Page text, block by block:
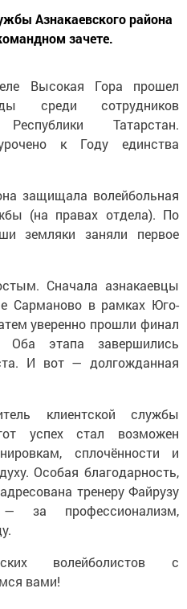
Азнакаевского района
зачете.
Высокая Гора прошел
среди сотрудников
Татарстан.
к Году единства
защищала волейбольная
(на правах отдела). По
земляки заняли первое
Сначала азнакаевцы
Сарманово в рамках Юго-
уверенно прошли финал
этапа завершились
И вот — долгожданная
клиентской службы
успех стал возможен
сплочённости и
Особая благодарность,
тренеру Файрузу
— за профессионализм,
волейболистов с
вами!